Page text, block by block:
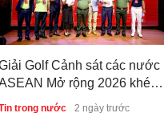
Golf Cảnh sát các nước
Mở rộng 2026 khép
lại thành công, thúc đẩy giao
trong nước 2 ngày trước